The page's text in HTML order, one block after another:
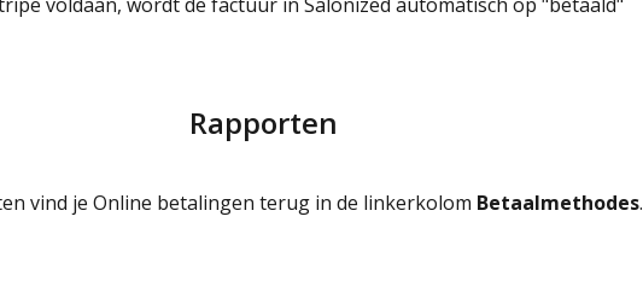
Rapporten
vind je Online betalingen terug in de linkerkolom Betaalmethodes.